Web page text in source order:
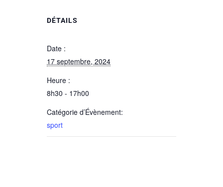
DÉTAILS
Date :
17 septembre, 2024
Heure :
8h30 - 17h00
Catégorie d’Évènement:
sport